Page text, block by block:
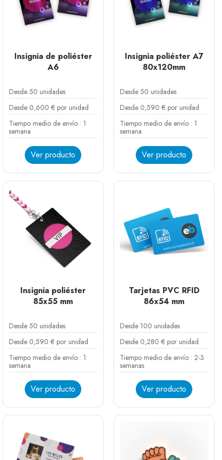
Insignia de poliéster
A6
Desde 50 unidades
Desde 0,600 € por unidad
Tiempo medio de envío : 1
semana
Ver producto
Insignia poliéster A7
80x120mm
Desde 50 unidades
Desde 0,590 € por unidad
Tiempo medio de envío : 1
semana
Ver producto
Insignia poliéster
85x55 mm
Desde 50 unidades
Desde 0,590 € por unidad
Tiempo medio de envío : 1
semana
Ver producto
Tarjetas PVC RFID
86x54 mm
Desde 100 unidades
Desde 0,280 € por unidad
Tiempo medio de envío : 2-3
semanas
Ver producto